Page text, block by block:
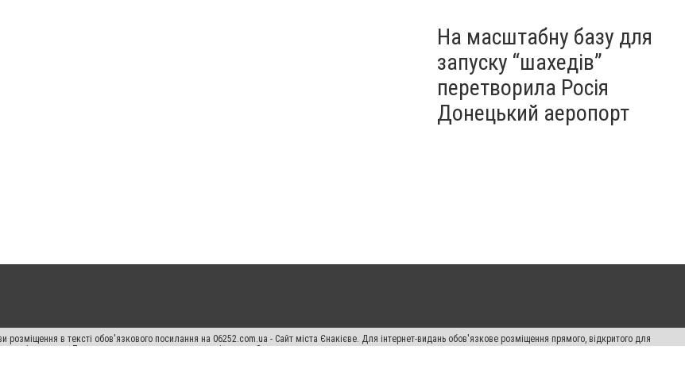
На масштабну базу для
запуску “шахедів”
перетворила Росія
Донецький аеропорт
в тексті обов'язкового посилання на 06252.com.ua - Сайт міста Єнакієве. Для інтернет-видань обов'язкове розміщення прямого, відкритого для
якості джерела. Порушення виняткових прав переслідується Законом.